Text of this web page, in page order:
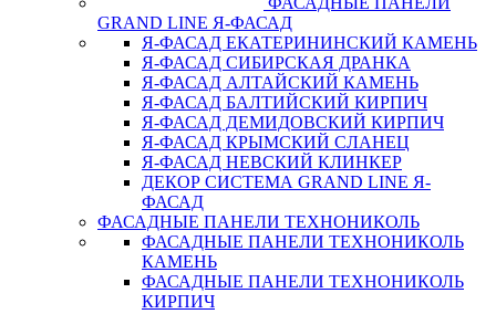
GRAND LINE Я-ФАСАД
Я-ФАСАД ЕКАТЕРИНИНСКИЙ КАМЕНЬ
Я-ФАСАД СИБИРСКАЯ ДРАНКА
Я-ФАСАД АЛТАЙСКИЙ КАМЕНЬ
Я-ФАСАД БАЛТИЙСКИЙ КИРПИЧ
Я-ФАСАД ДЕМИДОВСКИЙ КИРПИЧ
Я-ФАСАД КРЫМСКИЙ СЛАНЕЦ
Я-ФАСАД НЕВСКИЙ КЛИНКЕР
ДЕКОР СИСТЕМА GRAND LINE Я-
ФАСАД
ФАСАДНЫЕ ПАНЕЛИ ТЕХНОНИКОЛЬ
ФАСАДНЫЕ ПАНЕЛИ ТЕХНОНИКОЛЬ
КАМЕНЬ
ФАСАДНЫЕ ПАНЕЛИ ТЕХНОНИКОЛЬ
КИРПИЧ